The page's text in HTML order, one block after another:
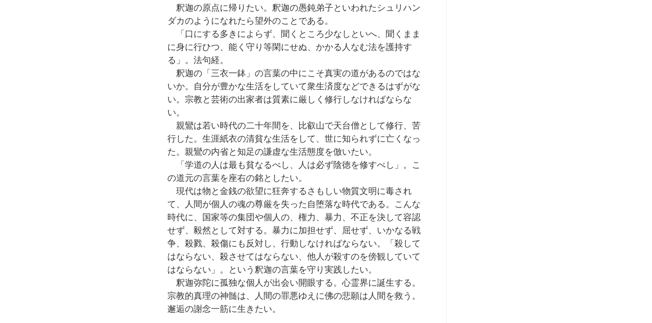
釈迦の原点に帰りたい。釈迦の愚鈍弟子といわれたシュリハン
ダカのようになれたら望外のことである。
「口にする多きによらず、聞くところ少なしといへ、聞くまま
に身に行ひつ、能く守り等閑にせぬ、かかる人なむ法を護持す
る」。法句経。
釈迦の「三衣一鉢」の言葉の中にこそ真実の道があるのではな
いか。自分が豊かな生活をしていて衆生済度などできるはずがな
い。宗教と芸術の出家者は質素に厳しく修行しなければならな
い。
親鸞は若い時代の二十年間を、比叡山で天台僧として修行、苦
行した。生涯紙衣の清貧な生活をして、世に知られずに亡くなっ
た。親鸞の内省と知足の謙虚な生活態度を倣いたい。
「学道の人は最も貧なるべし、人は必ず陰徳を修すべし」。こ
の道元の言葉を座右の銘としたい。
現代は物と金銭の欲望に狂奔するさもしい物質文明に毒され
て、人間が個人の魂の尊厳を失った自堕落な時代である。こんな
時代に、国家等の集団や個人の、権力、暴力、不正を決して容認
せず、毅然として対する。暴力に加担せず、屈せず、いかなる戦
争、殺戮、殺傷にも反対し、行動しなければならない。「殺して
はならない、殺させてはならない、他人が殺すのを傍観していて
はならない」。という釈迦の言葉を守り実践したい。
釈迦弥陀に孤独な個人が出会い開眼する。心霊界に誕生する。
宗教的真理の神髄は、人間の罪悪ゆえに佛の悲願は人間を救う。
邂逅の謝念一筋に生きたい。